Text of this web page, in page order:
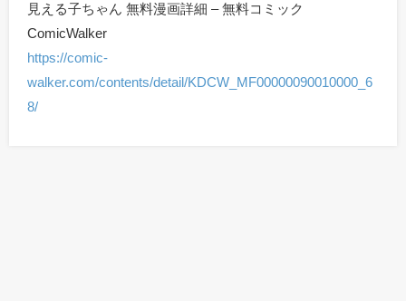
見える子ちゃん 無料漫画詳細 – 無料コミック
ComicWalker
https://comic-
walker.com/contents/detail/KDCW_MF00000090010000_6
8/